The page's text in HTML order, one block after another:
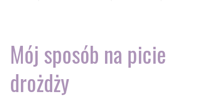
Mój sposób na picie
drożdży